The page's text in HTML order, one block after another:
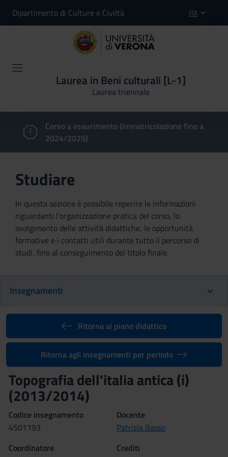
Dipartimento di Culture e Civiltà ITA
Laurea in Beni culturali [L-1]
Laurea triennale
Corso a esaurimento (Immatricolazione fino a
2024/2025)
Studiare
In questa sezione è possibile reperire le informazioni
riguardanti l'organizzazione pratica del corso, lo
svolgimento delle attività didattiche, le opportunità
formative e i contatti utili durante tutto il percorso di
studi, fino al conseguimento del titolo finale.
Insegnamenti
Ritorna al piano didattico
Ritorna agli insegnamenti per periodo
Topografia dell'italia antica (i)
(2013/2014)
Codice insegnamento
4S01193
Docente
Patrizia Basso
Coordinatore
Crediti